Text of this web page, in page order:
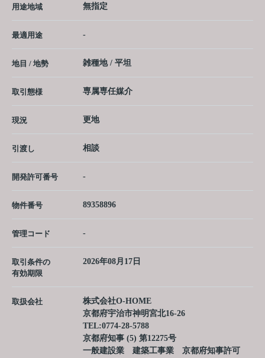
用途地域 無指定
最適用途 -
地目 / 地勢 雑種地 / 平坦
取引態様 専属専任媒介
現況 更地
引渡し 相談
開発許可番号 -
物件番号 89358896
管理コード -
取引条件の
有効期限
2026年08月17日
取扱会社
株式会社O-HOME
京都府宇治市神明宮北16-26
TEL:0774-28-5788
京都府知事 (5) 第12275号
一般建設業 建築工事業 京都府知事許可